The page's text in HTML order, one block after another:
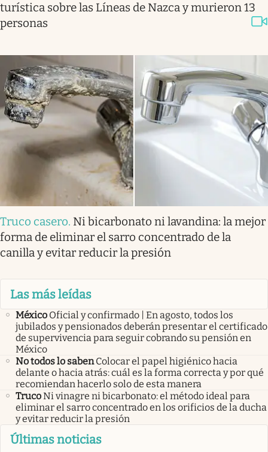
turística sobre las Líneas de Nazca y murieron 13
personas
Truco casero. Ni bicarbonato ni lavandina: la mejor
forma de eliminar el sarro concentrado de la
canilla y evitar reducir la presión
Las más leídas
México Oficial y confirmado | En agosto, todos los
jubilados y pensionados deberán presentar el certificado
de supervivencia para seguir cobrando su pensión en
México
No todos lo saben Colocar el papel higiénico hacia
delante o hacia atrás: cuál es la forma correcta y por qué
recomiendan hacerlo solo de esta manera
TrucoNi vinagre ni bicarbonato: el método ideal para
eliminar el sarro concentrado en los orificios de la ducha
y evitar reducir la presión
Últimas noticias